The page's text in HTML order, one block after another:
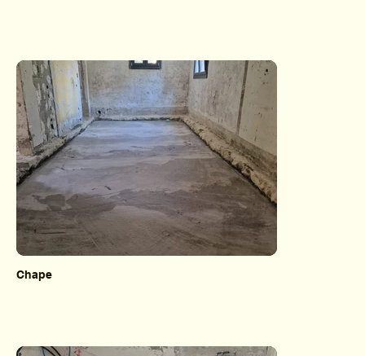
Chape